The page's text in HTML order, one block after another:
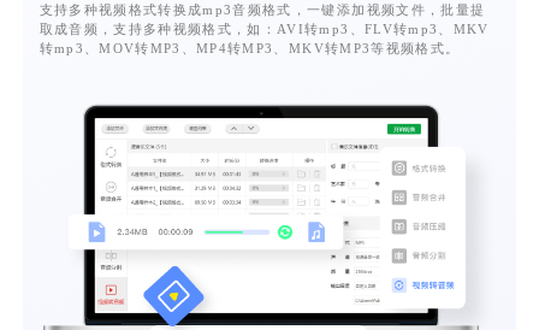
支持多种视频格式转换成mp3音频格式，一键添加视频文件，批量提
取成音频，支持多种视频格式，如：AVI转mp3、FLV转mp3、MKV
转mp3、MOV转MP3、MP4转MP3、MKV转MP3等视频格式。